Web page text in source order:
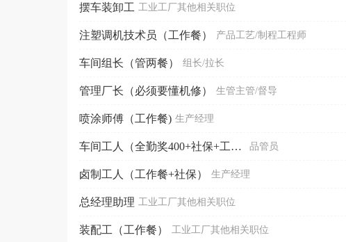
摆车装卸工 工业工厂其他相关职位
注塑调机技术员（工作餐） 产品工艺/制程工程师
车间组长（管两餐） 组长/拉长
管理厂长（必须要懂机修） 生管主管/督导
喷涂师傅（工作餐) 生产经理
车间工人（全勤奖400+社保+工作餐） 品管员
卤制工人（工作餐+社保） 生产经理
总经理助理 工业工厂其他相关职位
装配工（工作餐） 工业工厂其他相关职位